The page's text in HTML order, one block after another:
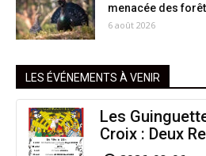
menacée des
6 août 2026
LES ÉVÉNEMENTS À VENIR
Les
Croix : Deux
Dansants pour